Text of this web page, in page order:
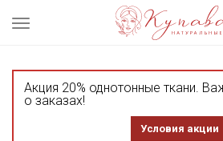
Акция 20% однотонные ткани.
о заказах!
Условия акции